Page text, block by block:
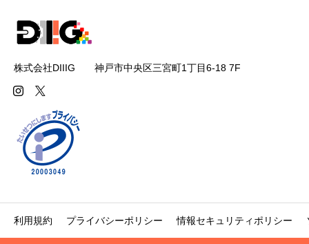
株式会社DIIIG 神戸市中央区三宮町1丁目6-18 7F
利用規約 プライバシーポリシー 情報セキュリティポリシー